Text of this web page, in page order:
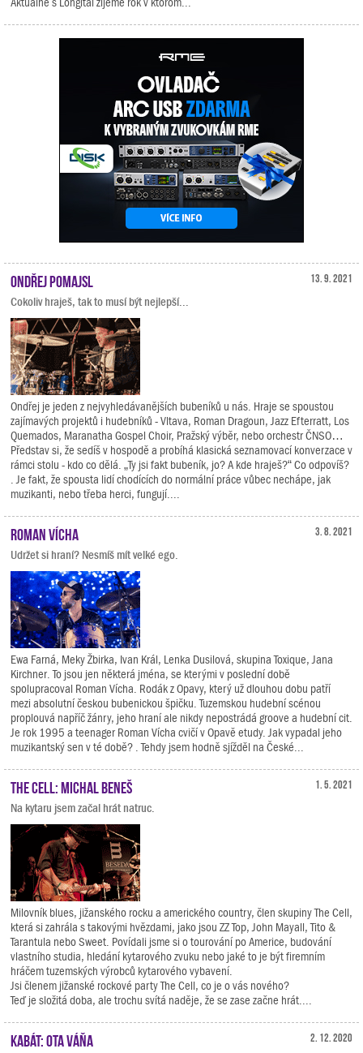
13. 9. 2021
Ondřej Pomajsl
Cokoliv hraješ, tak to musí být nejlepší...
Ondřej je jeden z nejvyhledávanějších bubeníků u nás. Hraje se spoustou
zajímavých projektů i hudebníků - Vltava, Roman Dragoun, Jazz Efterratt, Los
Quemados, Maranatha Gospel Choir, Pražský výběr, nebo orchestr ČNSO…
Představ si, že sedíš v hospodě a probíhá klasická seznamovací konverzace v
rámci stolu - kdo co dělá. „Ty jsi fakt bubeník, jo? A kde hraješ?“ Co odpovíš?
. Je fakt, že spousta lidí chodících do normální práce vůbec nechápe, jak
muzikanti, nebo třeba herci, fungují....
3. 8. 2021
Roman Vícha
Udržet si hraní? Nesmíš mít velké ego.
Ewa Farná, Meky Žbirka, Ivan Král, Lenka Dusilová, skupina Toxique, Jana
Kirchner. To jsou jen některá jména, se kterými v poslední době
spolupracoval Roman Vícha. Rodák z Opavy, který už dlouhou dobu patří
mezi absolutní českou bubenickou špičku. Tuzemskou hudební scénou
proplouvá napříč žánry, jeho hraní ale nikdy nepostrádá groove a hudební cit.
Je rok 1995 a teenager Roman Vícha cvičí v Opavě etudy. Jak vypadal jeho
muzikantský sen v té době? . Tehdy jsem hodně sjížděl na České...
1. 5. 2021
The Cell: Michal Beneš
Na kytaru jsem začal hrát natruc.
Milovník blues, jižanského rocku a amerického country, člen skupiny The Cell,
která si zahrála s takovými hvězdami, jako jsou ZZ Top, John Mayall, Tito &
Tarantula nebo Sweet. Povídali jsme si o tourování po Americe, budování
vlastního studia, hledání kytarového zvuku nebo jaké to je být firemním
hráčem tuzemských výrobců kytarového vybavení.
Jsi členem jižanské rockové party The Cell, co je o vás nového?
Teď je složitá doba, ale trochu svítá naděje, že se zase začne hrát....
2. 12. 2020
Kabát: Ota Váňa